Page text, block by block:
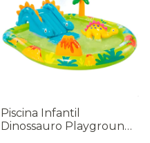
Piscina Infantil
Dinossauro Playground